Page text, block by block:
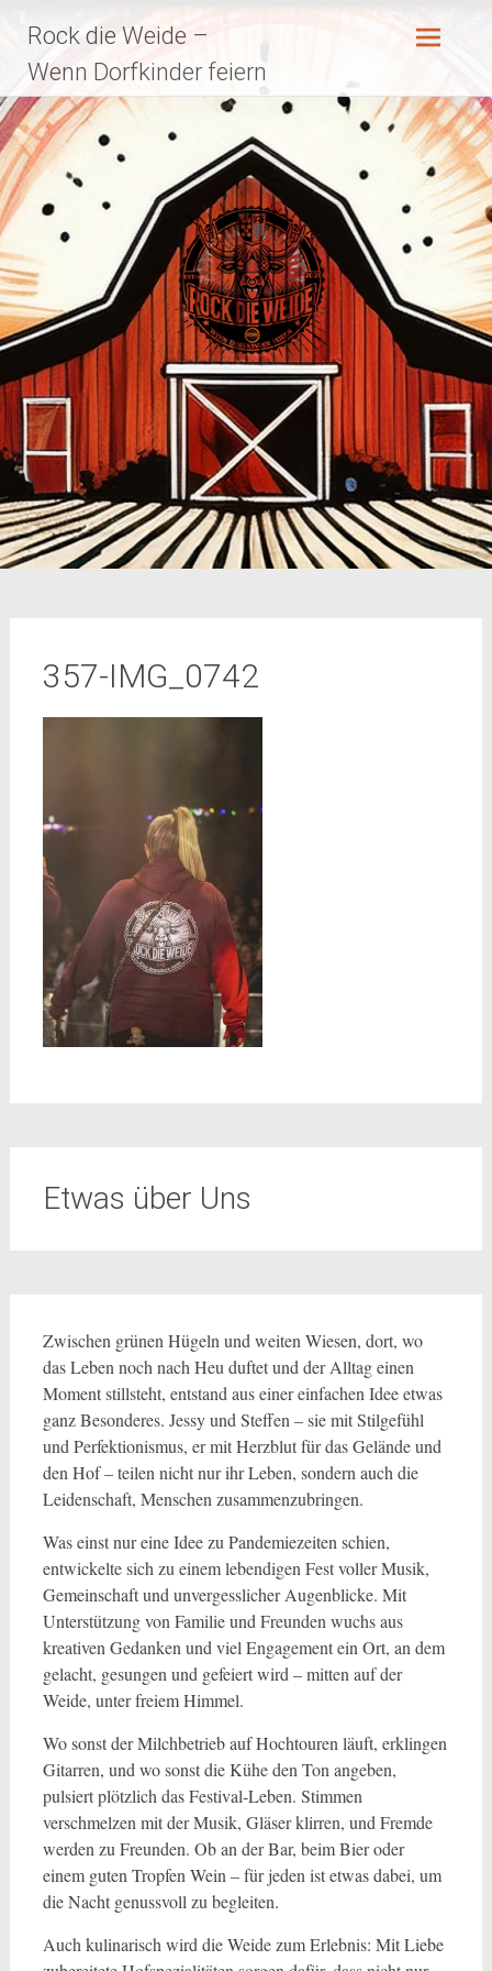
Inhalt
springen
Rock die Weide –
Wenn Dorfkinder feiern
357-IMG_0742
Etwas über Uns
Zwischen grünen Hügeln und weiten Wiesen, dort, wo
das Leben noch nach Heu duftet und der Alltag einen
Moment stillsteht, entstand aus einer einfachen Idee etwas
ganz Besonderes. Jessy und Steffen – sie mit Stilgefühl
und Perfektionismus, er mit Herzblut für das Gelände und
den Hof – teilen nicht nur ihr Leben, sondern auch die
Leidenschaft, Menschen zusammenzubringen.
Was einst nur eine Idee zu Pandemiezeiten schien,
entwickelte sich zu einem lebendigen Fest voller Musik,
Gemeinschaft und unvergesslicher Augenblicke. Mit
Unterstützung von Familie und Freunden wuchs aus
kreativen Gedanken und viel Engagement ein Ort, an dem
gelacht, gesungen und gefeiert wird – mitten auf der
Weide, unter freiem Himmel.
Wo sonst der Milchbetrieb auf Hochtouren läuft, erklingen
Gitarren, und wo sonst die Kühe den Ton angeben,
pulsiert plötzlich das Festival-Leben. Stimmen
verschmelzen mit der Musik, Gläser klirren, und Fremde
werden zu Freunden. Ob an der Bar, beim Bier oder
einem guten Tropfen Wein – für jeden ist etwas dabei, um
die Nacht genussvoll zu begleiten.
Auch kulinarisch wird die Weide zum Erlebnis: Mit Liebe